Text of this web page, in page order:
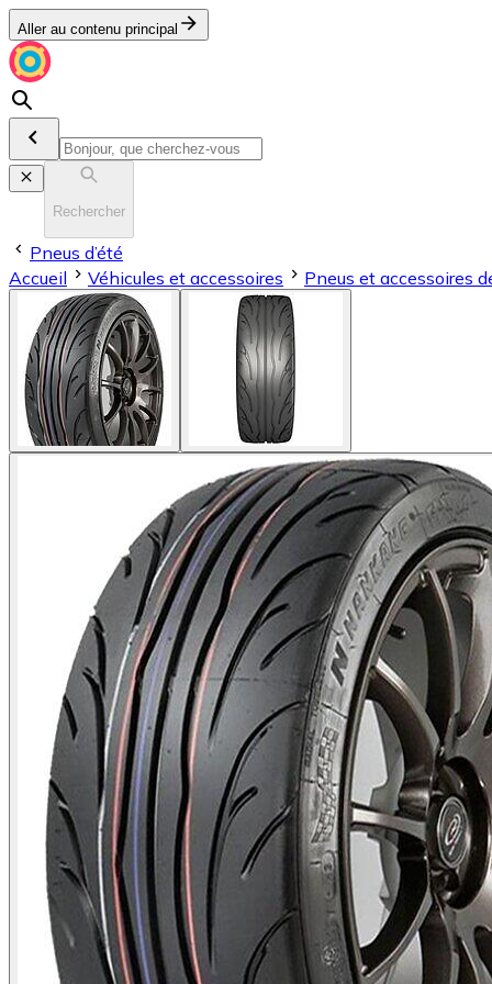
Aller au contenu principal
Rechercher
Pneus d’été
Accueil
Véhicules et accessoires Pneus et accessoires